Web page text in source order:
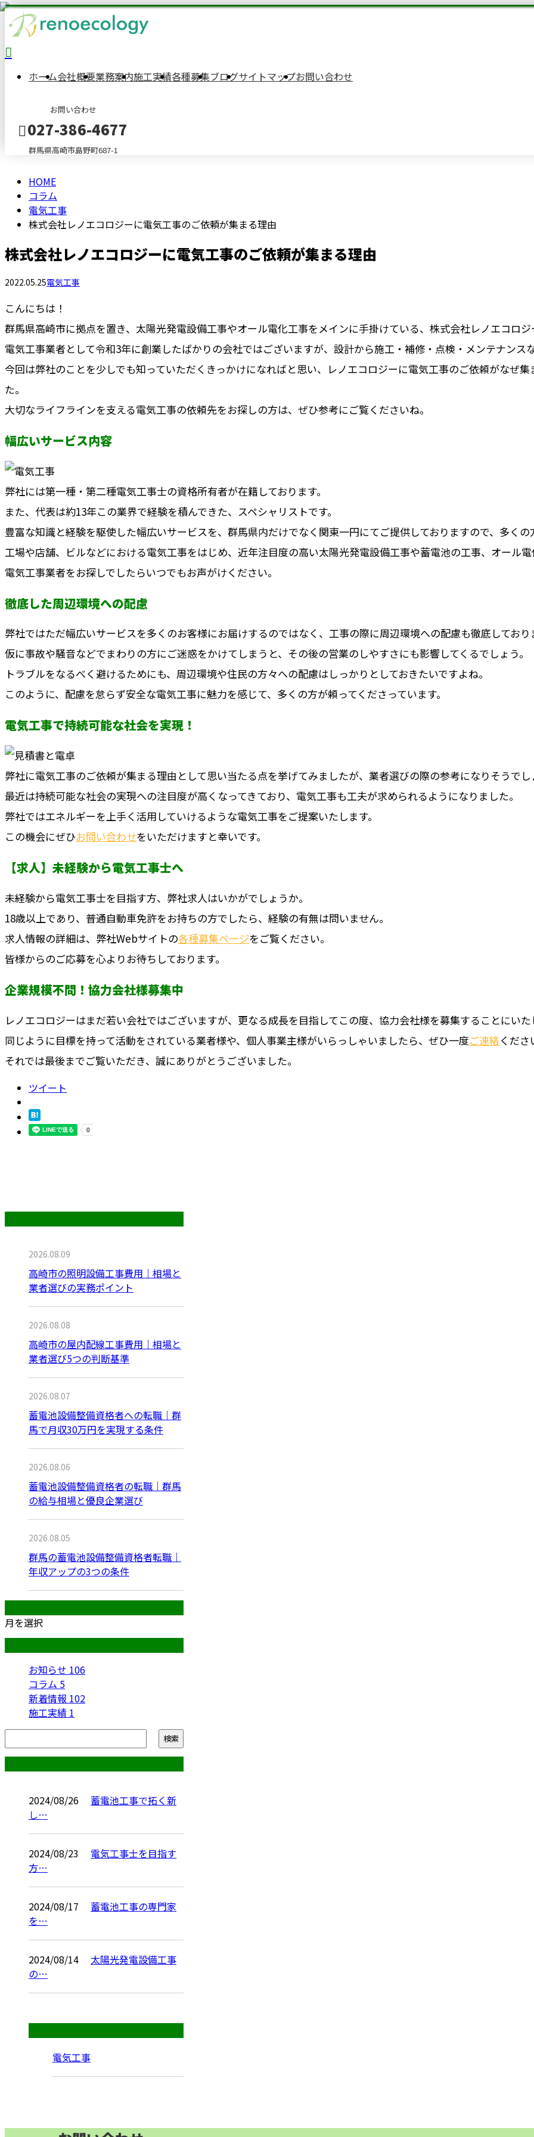
ホーム会社概要業務案内施工実績各種募集ブログサイトマップお問い合わせ
お問い合わせ
027-386-4677
群馬県高崎市島野町687-1
メールフォーム
コ
ラ
ム
column
HOME
コラム
電気工事
株式会社レノエコロジーに電気工事のご依頼が集まる理由
株式会社レノエコロジーに電気工事のご依頼が集まる理由
2022.05.25電気工事
こんにちは！
群馬県高崎市に拠点を置き、太陽光発電設備工事やオール電化工事をメインに手掛けている、株式会社レノエコロジ
電気工事業者として令和3年に創業したばかりの会社ではございますが、設計から施工・補修・点検・メンテナンス
今回は弊社のことを少しでも知っていただくきっかけになればと思い、レノエコロジーに電気工事のご依頼がなぜ
た。
大切なライフラインを支える電気工事の依頼先をお探しの方は、ぜひ参考にご覧くださいね。
幅広いサービス内容
弊社には第一種・第二種電気工事士の資格所有者が在籍しております。
また、代表は約13年この業界で経験を積んできた、スペシャリストです。
豊富な知識と経験を駆使した幅広いサービスを、群馬県内だけでなく関東一円にてご提供しておりますので、多くの
工場や店舗、ビルなどにおける電気工事をはじめ、近年注目度の高い太陽光発電設備工事や蓄電池の工事、オール
電気工事業者をお探しでしたらいつでもお声がけください。
徹底した周辺環境への配慮
弊社ではただ幅広いサービスを多くのお客様にお届けするのではなく、工事の際に周辺環境への配慮も徹底しており
仮に事故や騒音などでまわりの方にご迷惑をかけてしまうと、その後の営業のしやすさにも影響してくるでしょう。
トラブルをなるべく避けるためにも、周辺環境や住民の方々への配慮はしっかりとしておきたいですよね。
このように、配慮を怠らず安全な電気工事に魅力を感じて、多くの方が頼ってくださっています。
電気工事で持続可能な社会を実現！
弊社に電気工事のご依頼が集まる理由として思い当たる点を挙げてみましたが、業者選びの際の参考になりそうでし
最近は持続可能な社会の実現への注目度が高くなってきており、電気工事も工夫が求められるようになりました。
弊社ではエネルギーを上手く活用していけるような電気工事をご提案いたします。
この機会にぜひお問い合わせをいただけますと幸いです。
【求人】未経験から電気工事士へ
未経験から電気工事士を目指す方、弊社求人はいかがでしょうか。
18歳以上であり、普通自動車免許をお持ちの方でしたら、経験の有無は問いません。
求人情報の詳細は、弊社Webサイトの各種募集ページをご覧ください。
皆様からのご応募を心よりお待ちしております。
企業規模不問！協力会社様募集中
レノエコロジーはまだ若い会社ではございますが、更なる成長を目指してこの度、協力会社様を募集することにいた
同じように目標を持って活動をされている業者様や、個人事業主様がいらっしゃいましたら、ぜひ一度ご連絡くださ
それでは最後までご覧いただき、誠にありがとうございました。
ツイート
2026.08.09
高崎市の照明設備工事費用｜相場と
業者選びの実務ポイント
2026.08.08
高崎市の屋内配線工事費用｜相場と
業者選び5つの判断基準
2026.08.07
蓄電池設備整備資格者への転職｜群
馬で月収30万円を実現する条件
2026.08.06
蓄電池設備整備資格者の転職｜群馬
の給与相場と優良企業選び
2026.08.05
群馬の蓄電池設備整備資格者転職｜
年収アップの3つの条件
月を選択
お知らせ 106
コラム 5
新着情報 102
施工実績 1
2024/08/26
蓄電池工事で拓く新
し…
2024/08/23
電気工事士を目指す
方…
2024/08/17
蓄電池工事の専門家
を…
2024/08/14
太陽光発電設備工事
の…
電気工事